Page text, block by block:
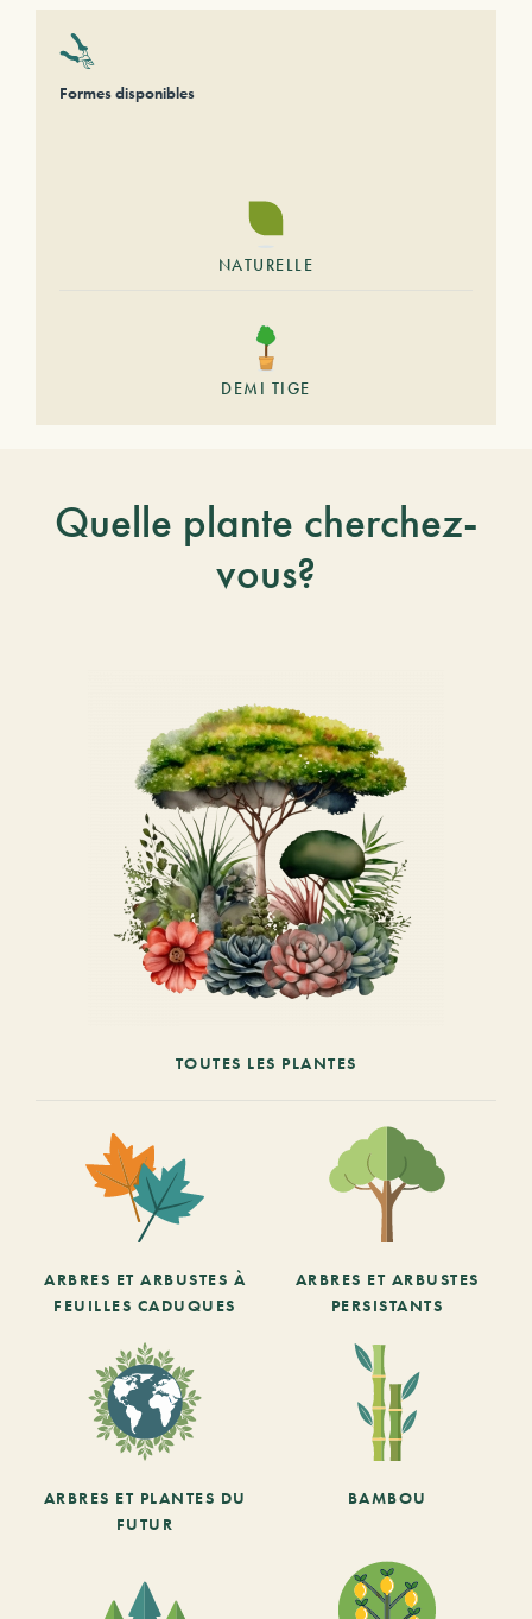
Formes disponibles
NATURELLE
DEMI TIGE
Quelle plante cherchez-
vous?
TOUTES LES PLANTES
ARBRES ET ARBUSTES À
FEUILLES CADUQUES
ARBRES ET ARBUSTES
PERSISTANTS
ARBRES ET PLANTES DU
FUTUR
BAMBOU